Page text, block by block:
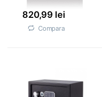
820,99 lei
Compara